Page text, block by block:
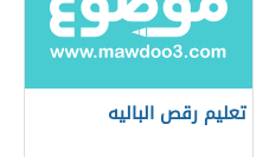
تعليم رقص الباليه